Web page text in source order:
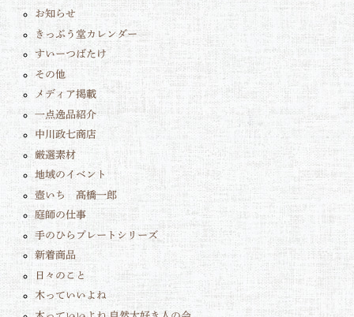
お知らせ
きっぷう堂カレンダー
すいーつばたけ
その他
メディア掲載
一点逸品紹介
中川政七商店
厳選素材
地域のイベント
壺いち 髙橋一郎
庭師の仕事
手のひらプレートシリーズ
新着商品
日々のこと
木っていいよね